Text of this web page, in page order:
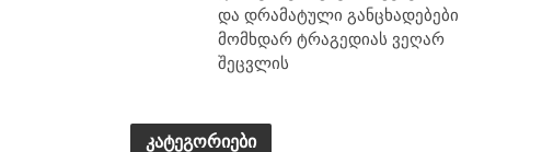
და დრამატული განცხადებები
მომხდარ ტრაგედიას ვეღარ
შეცვლის
კატეგორიები